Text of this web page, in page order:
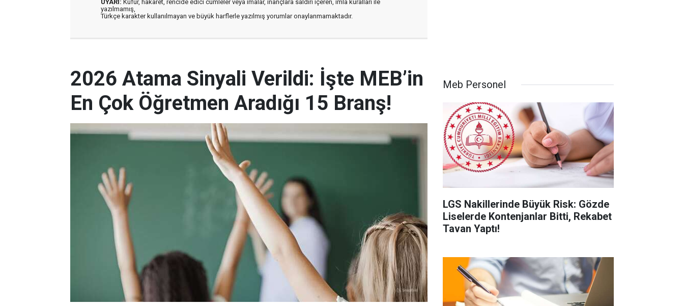
UYARI: Küfür, hakaret, rencide edici cümleler veya imalar, inançlara saldırı içeren, imla kuralları ile
yazılmamış,
Türkçe karakter kullanılmayan ve büyük harflerle yazılmış yorumlar onaylanmamaktadır.
2026 Atama Sinyali Verildi: İşte MEB’in
En Çok Öğretmen Aradığı 15 Branş!
Meb Personel
LGS Nakillerinde Büyük Risk: Gözde
Liselerde Kontenjanlar Bitti, Rekabet
Tavan Yaptı!